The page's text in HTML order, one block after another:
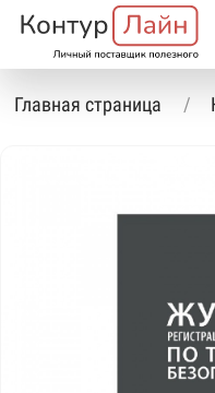
Главная страница